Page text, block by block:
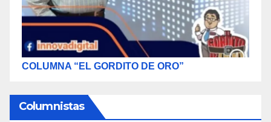
COLUMNA “EL GORDITO DE ORO”
Columnistas